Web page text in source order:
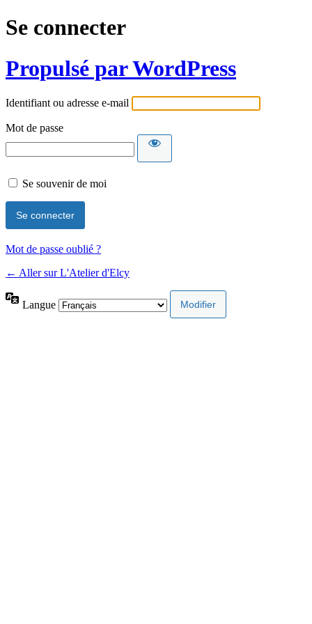
Se connecter
Propulsé par WordPress
Identifiant ou adresse e-mail
Mot de passe
Se souvenir de moi
Mot de passe oublié ?
← Aller sur L'Atelier d'Elcy
Langue